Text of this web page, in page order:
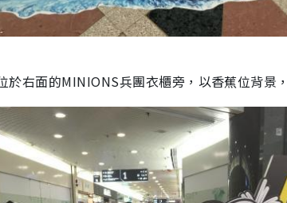
於右面的MINIONS兵團衣櫃旁，以香蕉位背